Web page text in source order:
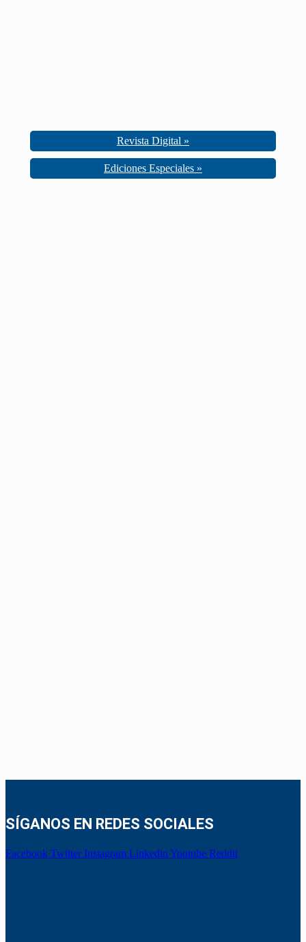
Revista Digital »
Ediciones Especiales »
SÍGANOS EN REDES SOCIALES
Facebook Twitter Instagram Linkedin Youtube Reddit